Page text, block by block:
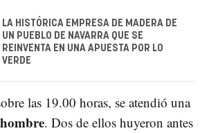
LA HISTÓRICA EMPRESA DE MADERA DE
UN PUEBLO DE NAVARRA QUE SE
REINVENTA EN UNA APUESTA POR LO
VERDE
las 19.00 horas, se atendió una
. Dos de ellos huyeron antes